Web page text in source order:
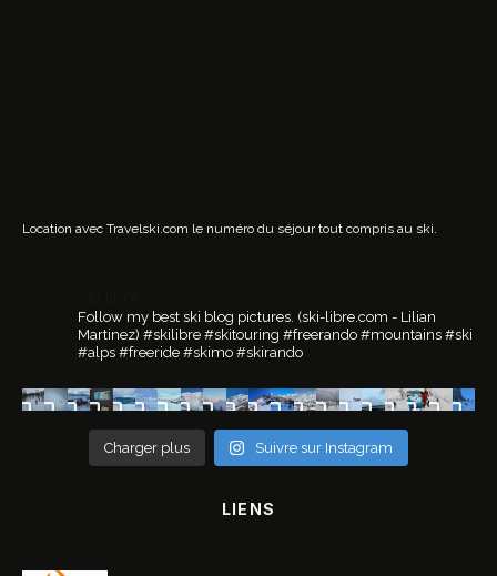
Location avec Travelski.com le numéro du séjour tout compris au ski.
Follow my best ski blog pictures. (ski-libre.com - Lilian
Martinez) #skilibre #skitouring #freerando #mountains #ski
#alps #freeride #skimo #skirando
Charger plus Suivre sur Instagram
LIENS